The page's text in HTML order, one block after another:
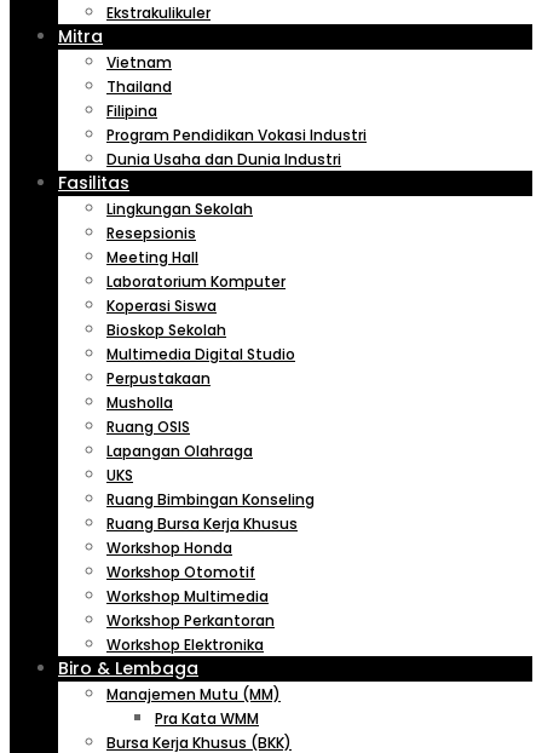
Ekstrakulikuler
Mitra
Vietnam
Thailand
Filipina
Program Pendidikan Vokasi Industri
Dunia Usaha dan Dunia Industri
Fasilitas
Lingkungan Sekolah
Resepsionis
Meeting Hall
Laboratorium Komputer
Koperasi Siswa
Bioskop Sekolah
Multimedia Digital Studio
Perpustakaan
Musholla
Ruang OSIS
Lapangan Olahraga
UKS
Ruang Bimbingan Konseling
Ruang Bursa Kerja Khusus
Workshop Honda
Workshop Otomotif
Workshop Multimedia
Workshop Perkantoran
Workshop Elektronika
Biro & Lembaga
Manajemen Mutu (MM)
Pra Kata WMM
Bursa Kerja Khusus (BKK)